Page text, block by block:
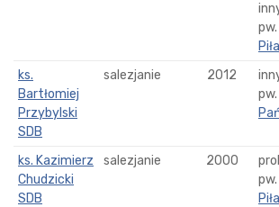
pw.
Piła
ks.
Bartłomiej
Przybylski
SDB
salezjanie 2012
pw.
ks. Kazimierz
Chudzicki
SDB
salezjanie 2000
pw.
Piła